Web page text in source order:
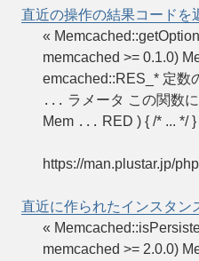
直近の操作の結果コードを
«
memcached >= 0.1.0)
emcached::RES_* 定数
... ラメータ この関数
Mem ... RED ) { /* ... */
https://man.plustar.jp/
直近に作られたインスタン
«
memcached >= 2.0.0)